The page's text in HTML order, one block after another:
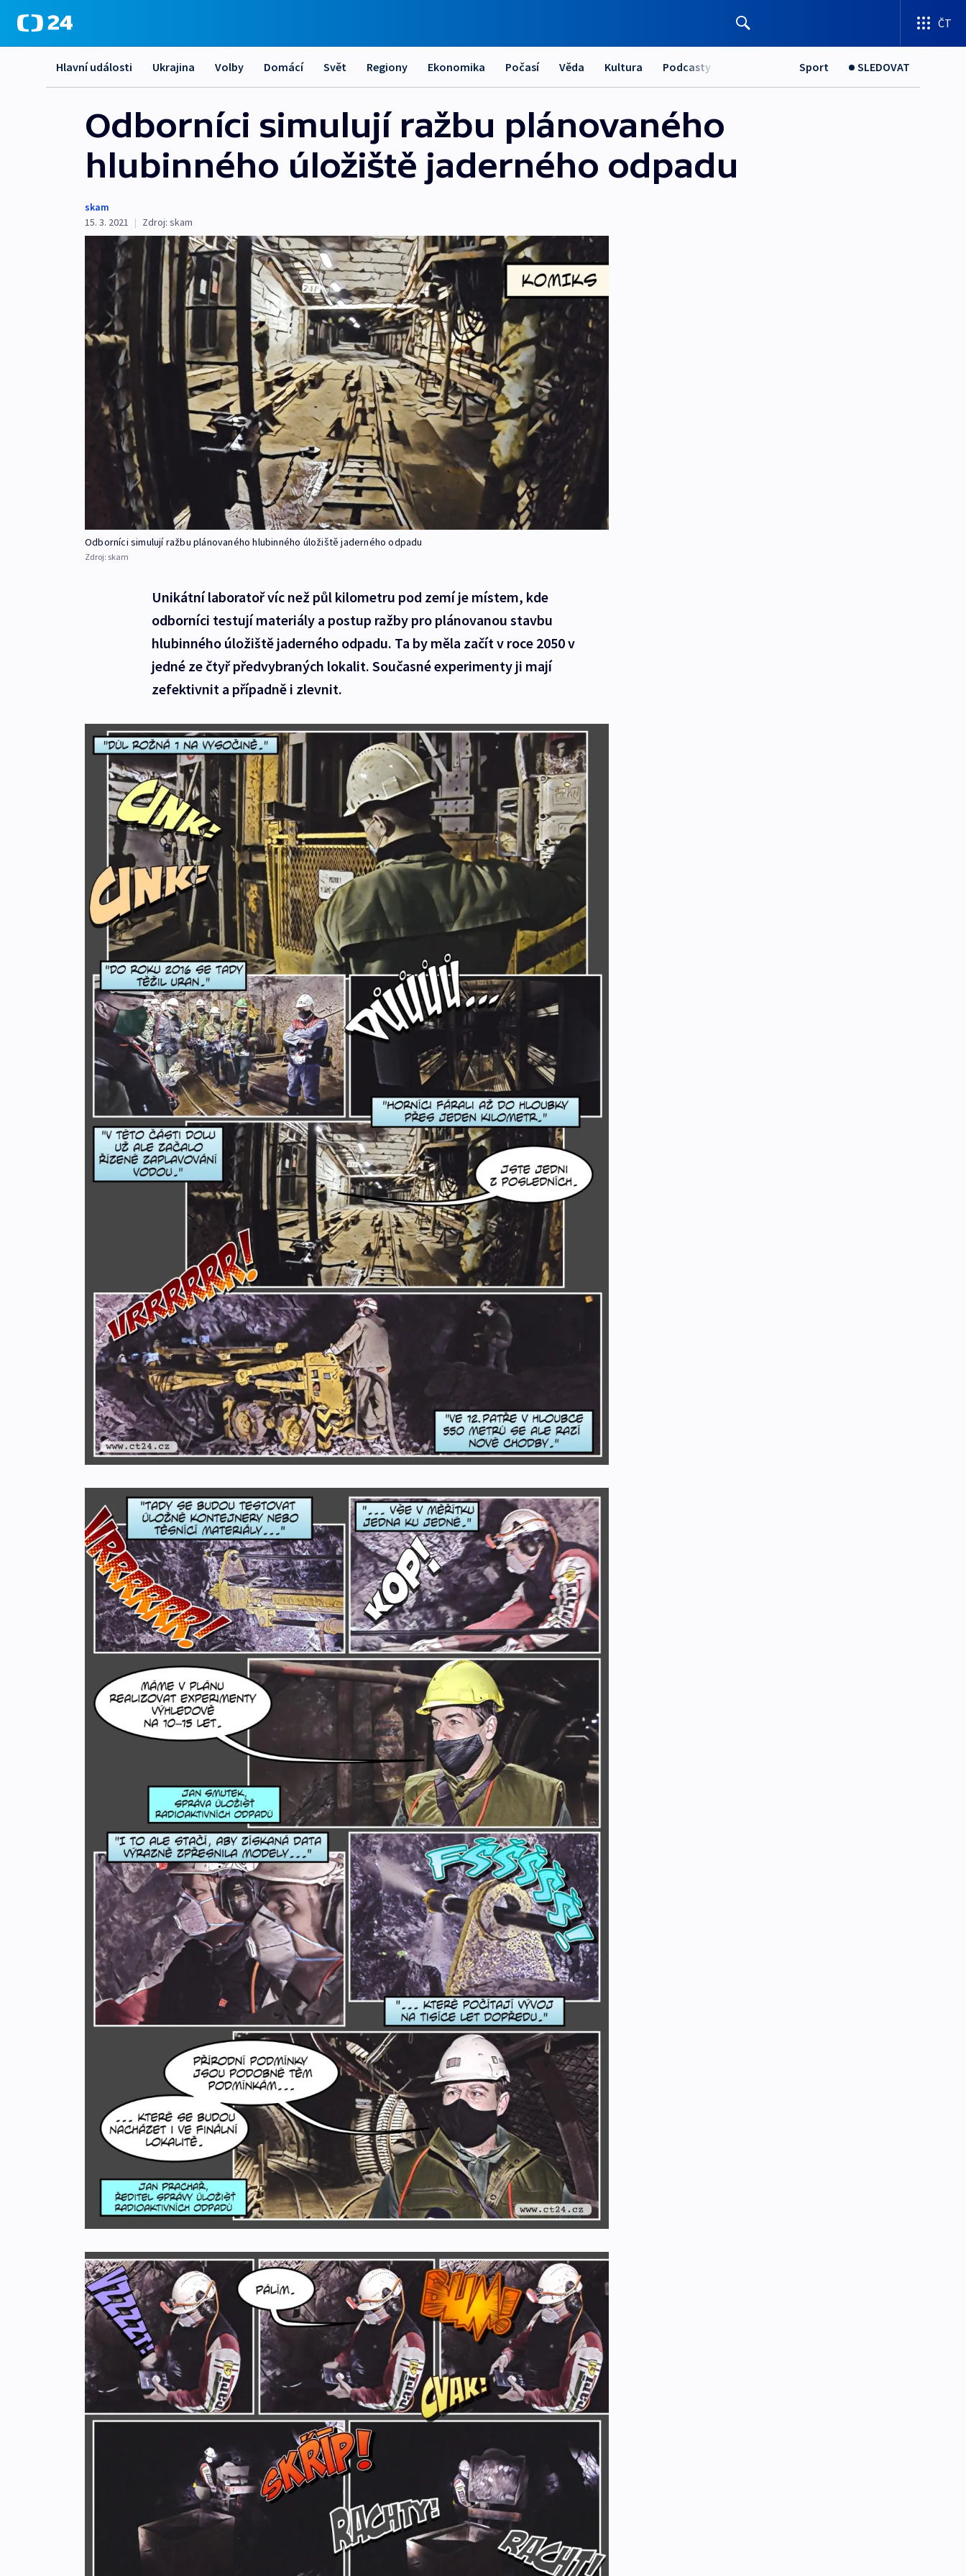
ČT
Hlavní události Ukrajina Volby Domácí Svět Regiony Ekonomika Počasí Věda Kultura Podcasty Sport SLEDOVAT
Odborníci simulují ražbu plánovaného
hlubinného úložiště jaderného odpadu
skam
15. 3. 2021 | Zdroj: skam
Odborníci simulují ražbu plánovaného hlubinného úložiště jaderného odpadu
Zdroj: skam
Unikátní laboratoř víc než půl kilometru pod zemí je místem, kde
odborníci testují materiály a postup ražby pro plánovanou stavbu
hlubinného úložiště jaderného odpadu. Ta by měla začít v roce 2050 v
jedné ze čtyř předvybraných lokalit. Současné experimenty ji mají
zefektivnit a případně i zlevnit.